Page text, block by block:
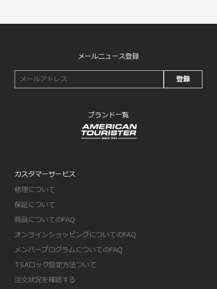
メールニュース登録
登録
ブランド一覧
カスタマーサービス
修理について
保証について
商品についてのFAQ
オンラインショッピングについてのFAQ
メンバープログラムについてのFAQ
TSAロック設定方法ついて
注文状況を確認する